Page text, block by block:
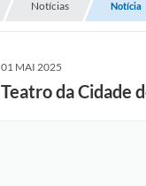
Notícias Notícia
01 MAI 2025
Teatro da Cidade